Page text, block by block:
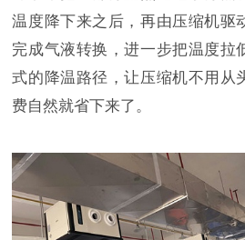
温度降下来之后，再由压缩机驱
完成气液转换，进一步把温度拉
式的降温路径，让压缩机不用从
费自然就省下来了。